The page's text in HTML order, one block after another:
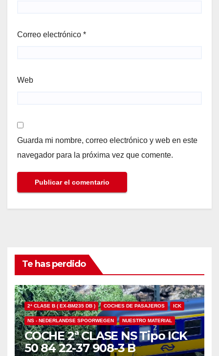
Correo electrónico *
Web
Guarda mi nombre, correo electrónico y web en este
navegador para la próxima vez que comente.
Te has perdido
2ª CLASE B ( EX-BM235 DB ) COCHES DE PASAJEROS ICK
NS - NEDERLANDSE SPOORWEGEN NUESTRO MATERIAL
COCHE 2ª CLASE NS Tipo ICK
50 84 22-37 908-3 B